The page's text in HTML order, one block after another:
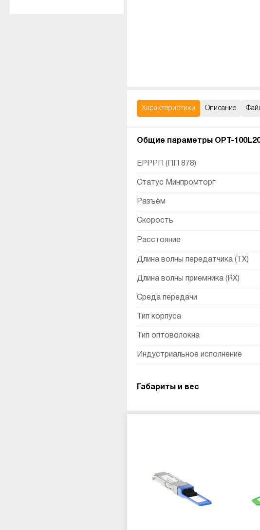
Характеристики Описание
Общие параметры OPT-
ЕРРРП (ПП 878)
Статус Минпромторг
Разъём
Скорость
Расстояние
Длина волны передатчика (TX)
Длина волны приемника (RX)
Среда передачи
Тип корпуса
Тип оптоволокна
Индустриальное исполнение
Габариты и вес